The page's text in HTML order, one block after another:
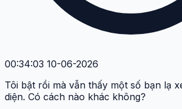
00:34:03 10-06-2026
Tôi bật rồi mà vẫn thấy một số bạn lạ
diện. Có cách nào khác không?